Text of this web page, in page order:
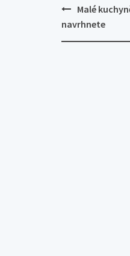
Post
navigation
Malé
navrhnete